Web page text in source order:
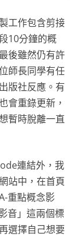
工作包含剪接
10分鐘的概
後雖然仍有許
師長同學有任
版社反應。有
會重錄更新，
暫時脫離一直
連結外，我
站中，在首頁
重點概念影
音」這兩個標
選擇自己想要